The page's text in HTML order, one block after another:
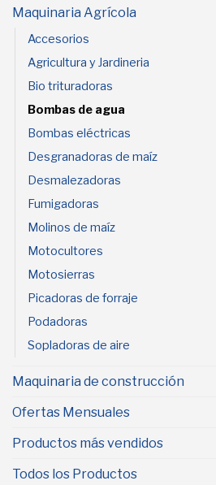
Maquinaria Agrícola
Accesorios
Agricultura y Jardineria
Bio trituradoras
Bombas de agua
Bombas eléctricas
Desgranadoras de maíz
Desmalezadoras
Fumigadoras
Molinos de maíz
Motocultores
Motosierras
Picadoras de forraje
Podadoras
Sopladoras de aire
Maquinaria de construcción
Ofertas Mensuales
Productos más vendidos
Todos los Productos